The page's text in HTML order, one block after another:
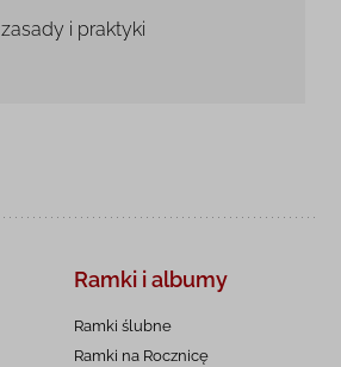
zasady i praktyki
Ramki i albumy
Ramki ślubne
Ramki na Rocznicę